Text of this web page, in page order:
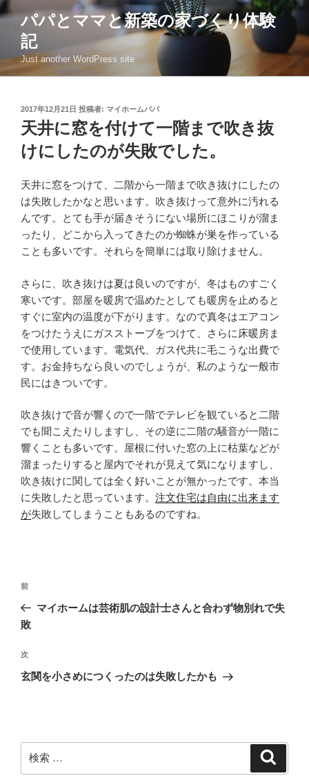
コ
ン
ツ
パパとママと新築の家づくり体験
記
Just another WordPress site
投
稿
日:
2017年12月21日 投稿者: マイホームパパ
天井に窓を付けて一階まで吹き抜
けにしたのが失敗でした。
天井に窓をつけて、二階から一階まで吹き抜けにしたの
は失敗したかなと思います。吹き抜けって意外に汚れる
んです。とても手が届きそうにない場所にほこりが溜ま
ったり、どこから入ってきたのか蜘蛛が巣を作っている
ことも多いです。それらを簡単には取り除けません。
さらに、吹き抜けは夏は良いのですが、冬はものすごく
寒いです。部屋を暖房で温めたとしても暖房を止めると
すぐに室内の温度が下がります。なので真冬はエアコン
をつけたうえにガスストーブをつけて、さらに床暖房ま
で使用しています。電気代、ガス代共に毛こうな出費で
す。お金持ちなら良いのでしょうが、私のような一般市
民にはきついです。
吹き抜けで音が響くので一階でテレビを観ていると二階
でも聞こえたりしますし、その逆に二階の騒音が一階に
響くことも多いです。屋根に付いた窓の上に枯葉などが
溜まったりすると屋内でそれが見えて気になりますし、
吹き抜けに関しては全く好いことが無かったです。本当
に失敗したと思っています。 注文住宅は自由に出来ます
が失敗してしまうこともあるのですね。
投
ナ
ゲ
ー
過
去
の
稿
前
マイホームは芸術肌の設計士さんと合わず物別れで失
敗
次
の
次
玄関を小さめにつくったのは失敗したかも
検
索: